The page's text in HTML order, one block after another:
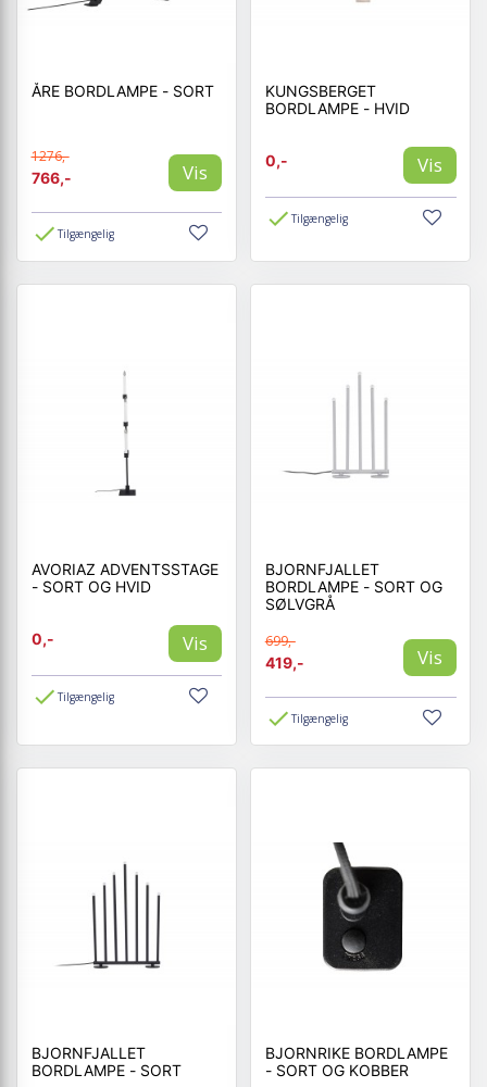
ÅRE BORDLAMPE - SORT
1276,-
766,-
Vis
Tilgængelig
KUNGSBERGET
BORDLAMPE - HVID
0,- Vis
Tilgængelig
AVORIAZ ADVENTSSTAGE
- SORT OG HVID
0,- Vis
Tilgængelig
BJORNFJALLET
BORDLAMPE - SORT OG
SØLVGRÅ
699,-
419,-
Vis
Tilgængelig
BJORNFJALLET
BORDLAMPE - SORT
BJORNRIKE BORDLAMPE
- SORT OG KOBBER